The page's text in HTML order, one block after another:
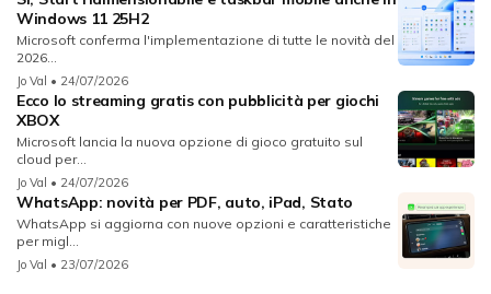
Windows 11 25H2
Microsoft conferma l'implementazione di tutte le novità del
2026...
Jo Val • 24/07/2026
Ecco lo streaming gratis con pubblicità per giochi
XBOX
Microsoft lancia la nuova opzione di gioco gratuito sul
cloud per...
Jo Val • 24/07/2026
WhatsApp: novità per PDF, auto, iPad, Stato
WhatsApp si aggiorna con nuove opzioni e caratteristiche
per migl...
Jo Val • 23/07/2026